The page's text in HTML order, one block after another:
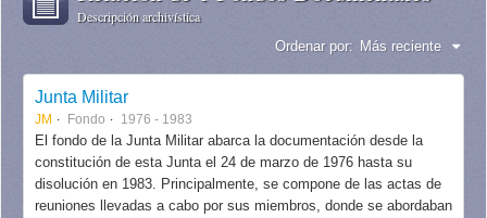
Descripción archivística
Ordenar por: Más reciente
Junta Militar
JM Fondo 1976 - 1983
El fondo de la Junta Militar abarca la documentación desde la
constitución de esta Junta el 24 de marzo de 1976 hasta su
disolución en 1983. Principalmente, se compone de las actas de
reuniones llevadas a cabo por sus miembros, donde se abordaban